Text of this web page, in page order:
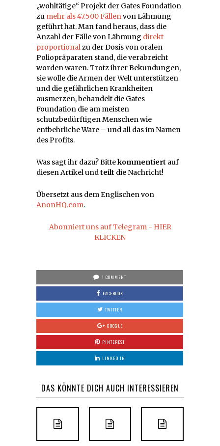
„wohltätige“ Projekt der Gates Foundation
zu mehr als 47.500 Fällenvon Lähmung
geführt hat. Man fand heraus, dass die
Anzahl der Fälle von Lähmung direkt
proportionalzu der Dosis von oralen
Poliopräparaten stand, die verabreicht
worden waren. Trotz ihrer Bekundungen,
sie wolle die Armen der Welt unterstützen
und die gefährlichen Krankheiten
ausmerzen, behandelt die Gates
Foundation die am meisten
schutzbedürftigen Menschen wie
entbehrliche Ware – und all das im Namen
des Profits.
Was sagt ihr dazu? Bittekommentiert auf
diesen Artikel undteilt die Nachricht!
Übersetzt aus dem Englischen von
AnonHQ.com.
Abonniert uns auf Telegram - HIER
KLICKEN
1 COMMENT
FACEBOOK
TWITTER
GOOGLE
PINTEREST
LINKED IN
DAS KÖNNTE DICH AUCH INTERESSIEREN